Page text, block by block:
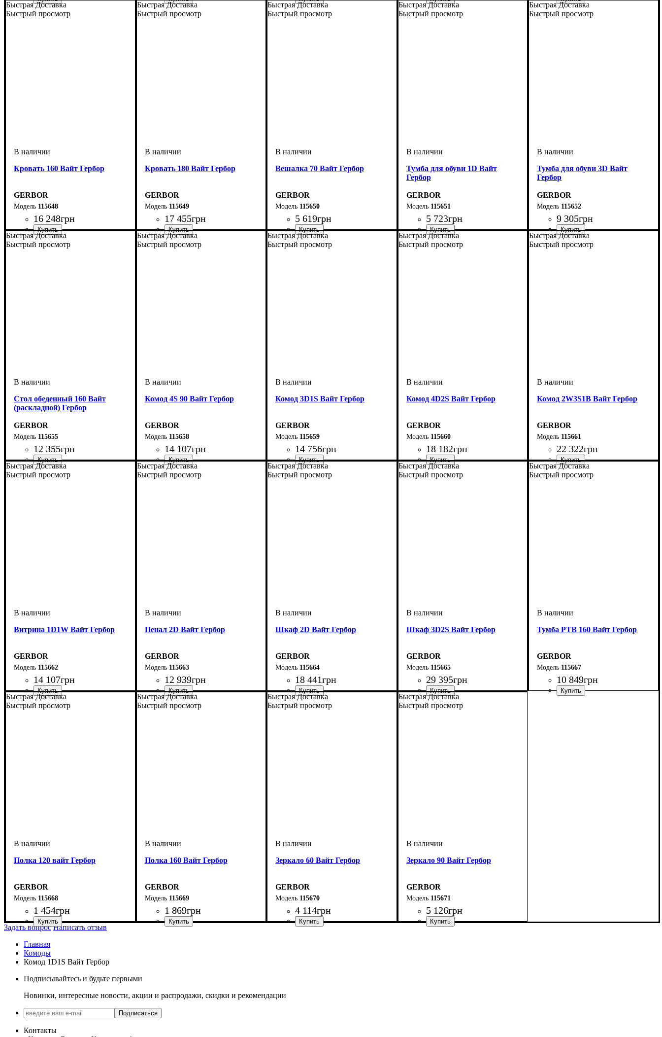
Быстрая Доставка
Быстрый просмотр
Кровать 160 Вайт Гербор
GERBOR
115648
16 248грн
Быстрая Доставка
Быстрый просмотр
Кровать 180 Вайт Гербор
GERBOR
115649
17 455грн
Быстрая Доставка
Быстрый просмотр
Вешалка 70 Вайт Гербор
GERBOR
115650
5 619грн
Быстрая Доставка
Быстрый просмотр
Тумба для обуви 1D Вайт
Гербор
GERBOR
115651
5 723грн
Быстрая Доставка
Быстрый просмотр
Тумба для обуви 3D Вайт
Гербор
GERBOR
115652
9 305грн
Быстрая Доставка
Быстрый просмотр
Стол обеденный 160 Вайт
(раскладной) Гербор
GERBOR
115655
12 355грн
Быстрая Доставка
Быстрый просмотр
Комод 4S 90 Вайт Гербор
GERBOR
115658
14 107грн
Быстрая Доставка
Быстрый просмотр
Комод 3D1S Вайт Гербор
GERBOR
115659
14 756грн
Быстрая Доставка
Быстрый просмотр
Комод 4D2S Вайт Гербор
GERBOR
115660
18 182грн
Быстрая Доставка
Быстрый просмотр
Комод 2W3S1B Вайт Гербор
GERBOR
115661
22 322грн
Быстрая Доставка
Быстрый просмотр
Витрина 1D1W Вайт Гербор
GERBOR
115662
14 107грн
Быстрая Доставка
Быстрый просмотр
Пенал 2D Вайт Гербор
GERBOR
115663
12 939грн
Быстрая Доставка
Быстрый просмотр
Шкаф 2D Вайт Гербор
GERBOR
115664
18 441грн
Быстрая Доставка
Быстрый просмотр
Шкаф 3D2S Вайт Гербор
GERBOR
115665
29 395грн
Быстрая Доставка
Быстрый просмотр
Тумба РТВ 160 Вайт Гербор
GERBOR
115667
10 849грн
Быстрая Доставка
Быстрый просмотр
Полка 120 вайт Гербор
GERBOR
115668
1 454грн
Быстрая Доставка
Быстрый просмотр
Полка 160 Вайт Гербор
GERBOR
115669
1 869грн
Быстрая Доставка
Быстрый просмотр
Зеркало 60 Вайт Гербор
GERBOR
115670
4 114грн
Быстрая Доставка
Быстрый просмотр
Зеркало 90 Вайт Гербор
GERBOR
115671
5 126грн
Задать вопрос Написать отзыв
Главная
Комоды
Комод 1D1S Вайт Гербор
Подписывайтесь и будьте первыми
Новинки, интересные новости, акции и распродажи, скидки и рекомендации
Подписаться
Контакты